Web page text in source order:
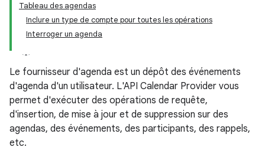
Tableau des agendas
Inclure un type de compte pour toutes les opérations
Interroger un agenda
Le fournisseur d'agenda est un dépôt des événements
d'agenda d'un utilisateur. L'API Calendar Provider vous
permet d'exécuter des opérations de requête,
d'insertion, de mise à jour et de suppression sur des
agendas, des événements, des participants, des rappels,
etc.